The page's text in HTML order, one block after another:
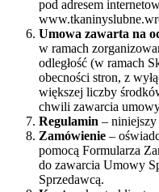
pod adresem
Umowa zawarta na
w ramach
odległość (w ramach
obecności stron, z
większej liczby
chwili zawarcia
Regulamin –
Zamówienie –
pomocą Formularza
do zawarcia Umowy
Sprzedawcą.